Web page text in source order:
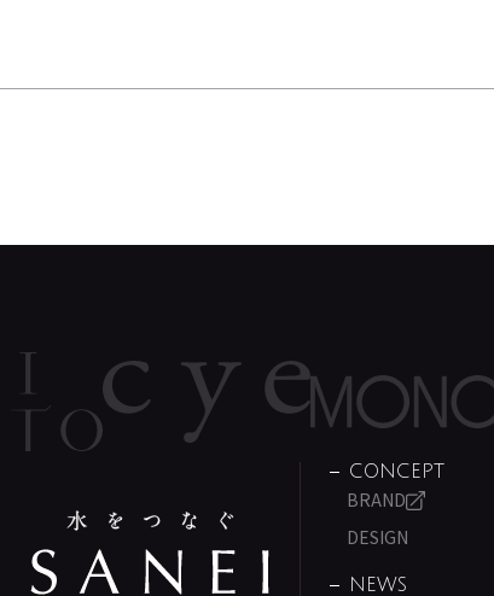
CONCEPT
BRAND
DESIGN
NEWS